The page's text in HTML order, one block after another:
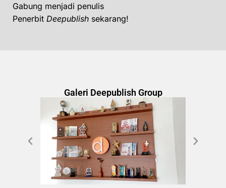
Gabung menjadi penulis
Penerbit Deepublish sekarang!
Galeri Deepublish Group